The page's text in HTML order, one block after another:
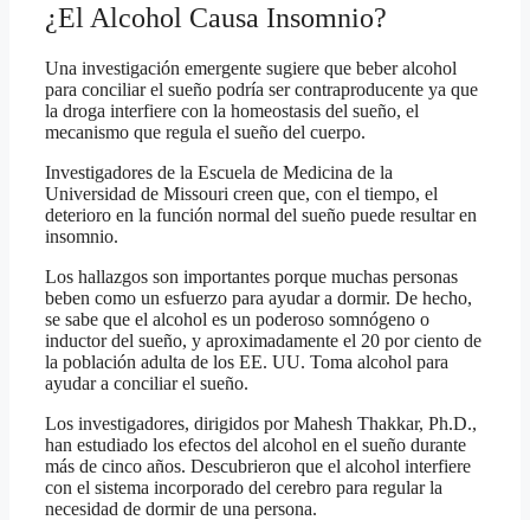
¿El Alcohol Causa Insomnio?
Una investigación emergente sugiere que beber alcohol
para conciliar el sueño podría ser contraproducente ya que
la droga interfiere con la homeostasis del sueño, el
mecanismo que regula el sueño del cuerpo.
Investigadores de la Escuela de Medicina de la
Universidad de Missouri creen que, con el tiempo, el
deterioro en la función normal del sueño puede resultar en
insomnio.
Los hallazgos son importantes porque muchas personas
beben como un esfuerzo para ayudar a dormir. De hecho,
se sabe que el alcohol es un poderoso somnógeno o
inductor del sueño, y aproximadamente el 20 por ciento de
la población adulta de los EE. UU. Toma alcohol para
ayudar a conciliar el sueño.
Los investigadores, dirigidos por Mahesh Thakkar, Ph.D.,
han estudiado los efectos del alcohol en el sueño durante
más de cinco años. Descubrieron que el alcohol interfiere
con el sistema incorporado del cerebro para regular la
necesidad de dormir de una persona.